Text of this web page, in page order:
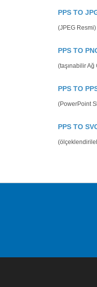
PPS TO
(JPEG Resmi)
PPS TO
(taşınabilir Ağ
PPS TO
(PowerPoint
PPS TO